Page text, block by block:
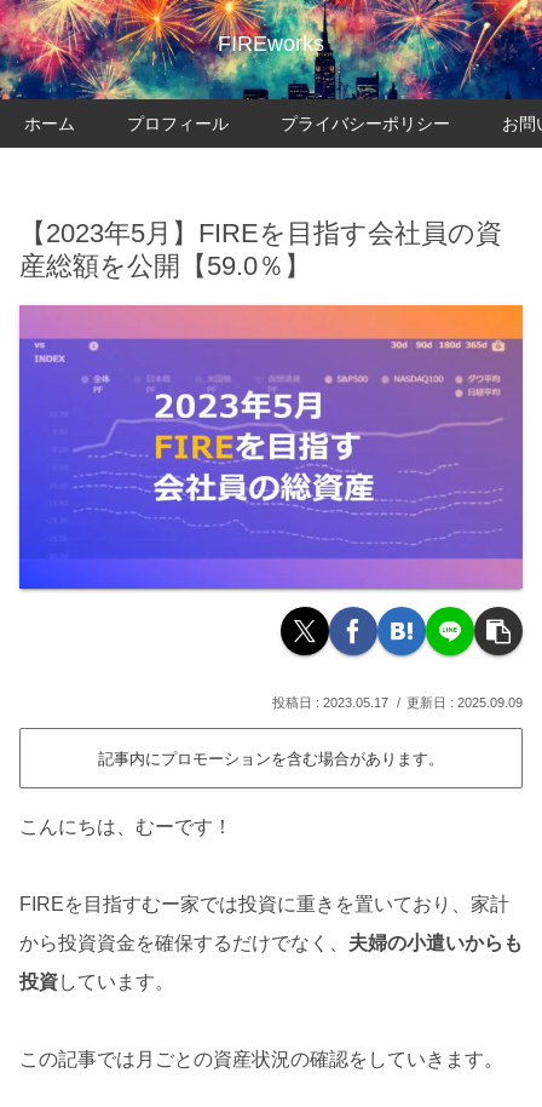
FIREworks
ホーム プロフィール プライバシーポリシー お問
【2023年5月】FIREを目指す会社員の資
産総額を公開【59.0％】
2023.05.17 2025.09.09
記事内にプロモーションを含む場合があります。
こんにちは、むーです！
FIREを目指すむー家では投資に重きを置いており、家計
から投資資金を確保するだけでなく、 夫婦の小遣いからも
投資しています。
この記事では月ごとの資産状況の確認をしていきます。